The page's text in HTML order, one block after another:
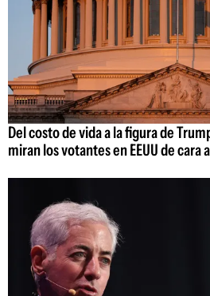
Del costo de vida a la figura de
miran los votantes en EEUU de cara